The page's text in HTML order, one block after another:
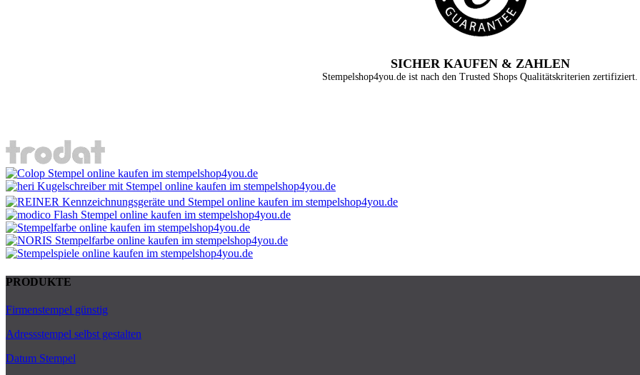
SICHER KAUFEN & ZAHLEN
Stempelshop4you.de ist nach den Trusted Shops Qualitätskriterien zertifiziert.
PRODUKTE
Firmenstempel günstig
Adressstempel selbst gestalten
Datum Stempel